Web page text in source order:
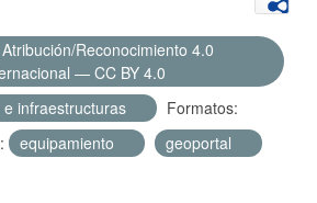
Reconocimiento 4.0
— CC BY 4.0
e infraestructuras
Formatos:
equipamiento
geoportal